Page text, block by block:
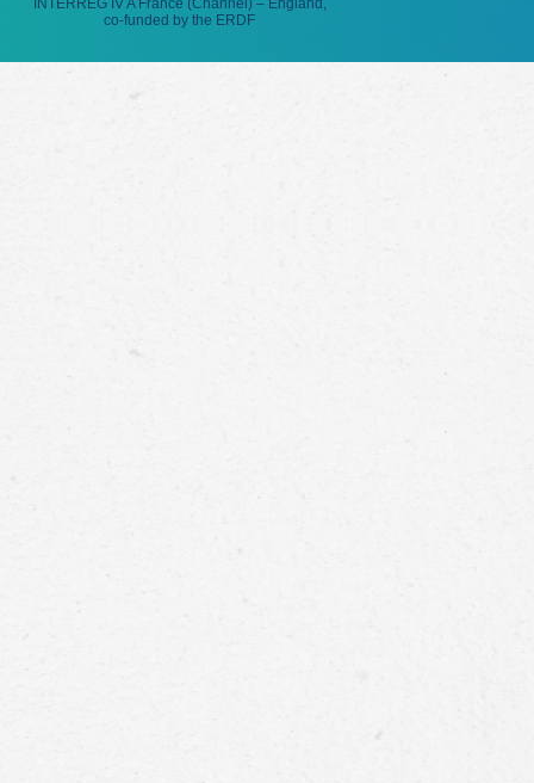
INTERREG IV A France (Channel) – England,
co-funded by the ERDF